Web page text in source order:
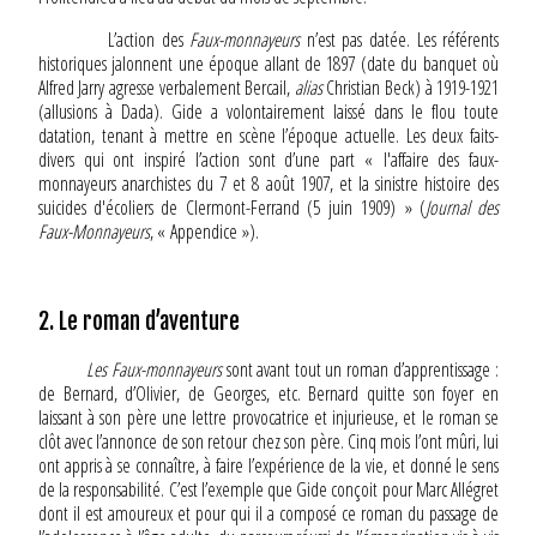
L’action des Faux-monnayeursn’est pas datée. Les référents
historiques jalonnent une époque allant de 1897 (date du banquet où
Alfred Jarry agresse verbalement Bercail, aliasChristian Beck) à 1919-1921
(allusions à Dada). Gide a volontairement laissé dans le flou toute
datation, tenant à mettre en scène l’époque actuelle. Les deux faits-
divers qui ont inspiré l’action sont d’une part « l'affaire des faux-
monnayeurs anarchistes du 7 et 8 août 1907, et la sinistre histoire des
suicides d'écoliers de Clermont-Ferrand (5 juin 1909) » (Journal des
Faux-Monnayeurs, « Appendice »).
2. Le roman d’aventure
Les Faux-monnayeurssont avant tout un roman d’apprentissage :
de Bernard, d’Olivier, de Georges, etc. Bernard quitte son foyer en
laissant à son père une lettre provocatrice et injurieuse, et le roman se
clôt avec l’annonce de son retour chez son père. Cinq mois l’ont mûri, lui
ont appris à se connaître, à faire l’expérience de la vie, et donné le sens
de la responsabilité. C’est l’exemple que Gide conçoit pour Marc Allégret
dont il est amoureux et pour qui il a composé ce roman du passage de